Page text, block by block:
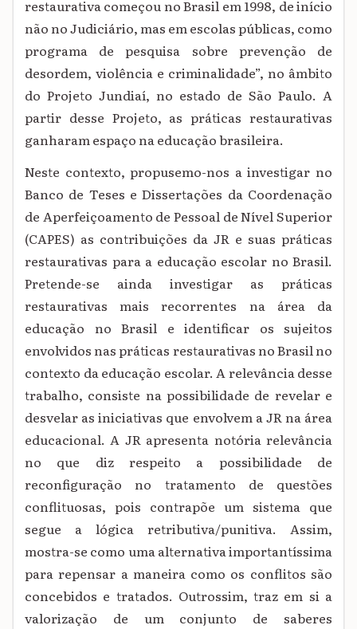
restaurativa começou no Brasil em 1998, de início
não no Judiciário, mas em escolas públicas, como
programa de pesquisa sobre prevenção de
desordem, violência e criminalidade”, no âmbito
do Projeto Jundiaí, no estado de São Paulo. A
partir desse Projeto, as práticas restaurativas
ganharam espaço na educação brasileira.
Neste contexto, propusemo-nos a investigar no
Banco de Teses e Dissertações da Coordenação
de Aperfeiçoamento de Pessoal de Nível Superior
(CAPES) as contribuições da JR e suas práticas
restaurativas para a educação escolar no Brasil.
Pretende-se ainda investigar as práticas
restaurativas mais recorrentes na área da
educação no Brasil e identificar os sujeitos
envolvidos nas práticas restaurativas no Brasil no
contexto da educação escolar. A relevância desse
trabalho, consiste na possibilidade de revelar e
desvelar as iniciativas que envolvem a JR na área
educacional. A JR apresenta notória relevância
no que diz respeito a possibilidade de
reconfiguração no tratamento de questões
conflituosas, pois contrapõe um sistema que
segue a lógica retributiva/punitiva. Assim,
mostra-se como uma alternativa importantíssima
para repensar a maneira como os conflitos são
concebidos e tratados. Outrossim, traz em si a
valorização de um conjunto de saberes